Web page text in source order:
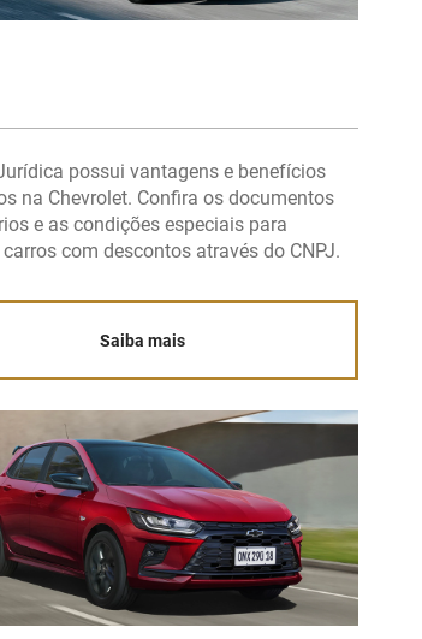
possui vantagens e benefícios
na Chevrolet. Confira os documentos
e as condições especiais para
com descontos através do CNPJ.
Saiba mais